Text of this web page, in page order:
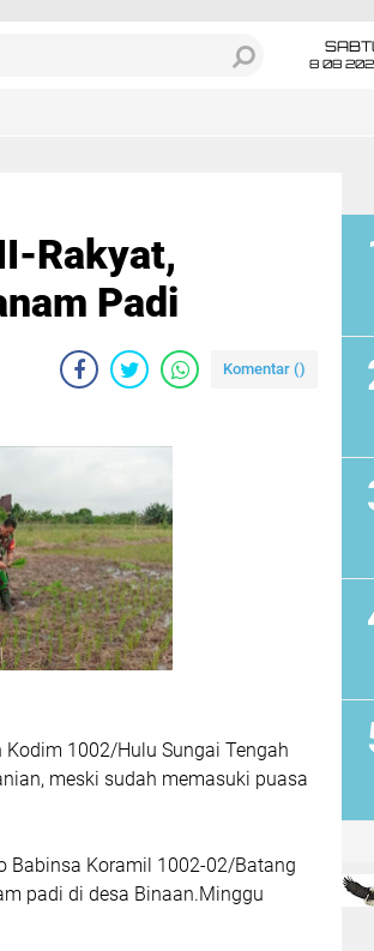
8 08
Rakyat,
Padi
Komentar ()
1002/Hulu Sungai Tengah
meski sudah memasuki puasa
Babinsa Koramil 1002-02/Batang
padi di desa Binaan.Minggu